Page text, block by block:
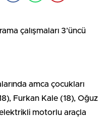
çalışmaları 3’üncü
amca çocukları
Furkan Kale (18), Oğuz
motorlu araçla